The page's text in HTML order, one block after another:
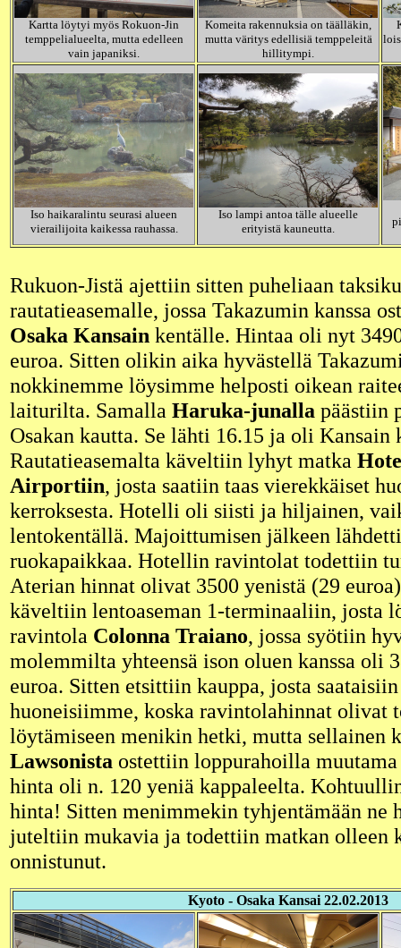
Kartta löytyi myös Rokuon-Jin
temppelialueelta, mutta edelleen
vain japaniksi.
Komeita rakennuksia on täälläkin,
mutta väritys edellisiä temppeleitä
hillitympi.
Iso haikaralintu seurasi alueen
vierailijoita kaikessa rauhassa.
Iso lampi antoa tälle alueelle
erityistä kauneutta.
Rukuon-Jistä ajettiin sitten puheliaan
rautatieasemalle, jossa Takazumin kanssa
Osaka Kansain kentälle. Hintaa oli nyt
euroa. Sitten olikin aika hyvästellä
nokkinemme löysimme helposti oikean
laiturilta. Samalla Haruka-junalla päästiin
Osakan kautta. Se lähti 16.15 ja oli Kansain
Rautatieasemalta käveltiin lyhyt matka
Airportiin, josta saatiin taas vierekkäiset
kerroksesta. Hotelli oli siisti ja hiljainen,
lentokentällä. Majoittumisen jälkeen
ruokapaikkaa. Hotellin ravintolat todettiin
Aterian hinnat olivat 3500 yenistä (29
käveltiin lentoaseman 1-terminaaliin, josta
ravintola Colonna Traiano, jossa syötiin
molemmilta yhteensä ison oluen kanssa oli
euroa. Sitten etsittiin kauppa, josta
huoneisiimme, koska ravintolahinnat olivat
löytämiseen menikin hetki, mutta sellainen
Lawsonista ostettiin loppurahoilla
hinta oli n. 120 yeniä kappaleelta.
hinta! Sitten menimmekin tyhjentämään ne
juteltiin mukavia ja todettiin matkan olleen
onnistunut.
Kyoto - Osaka Kansai 22.02.2013